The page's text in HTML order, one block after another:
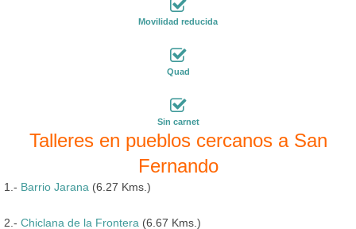
Movilidad reducida
Quad
Sin carnet
Talleres en pueblos cercanos a San
Fernando
1.- Barrio Jarana (6.27 Kms.)
2.- Chiclana de la Frontera (6.67 Kms.)